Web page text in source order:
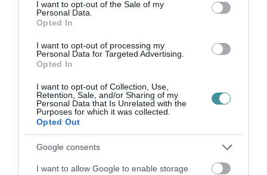
I want to opt-out of the Sale of my
Personal Data.
Opted In
I want to opt-out of processing my
Personal Data for Targeted Advertising.
Opted In
I want to opt-out of Collection, Use,
Retention, Sale, and/or Sharing of my
Personal Data that Is Unrelated with the
Purposes for which it was collected.
Opted Out
Google consents
I want to allow Google to enable storage
TELJES SZAKÍTÁS JÖN A...
2026. augusztus 08|Mindenki ügye
TATA ELBŰVÖLŐ LÁTVÁNYOSSÁGAI,